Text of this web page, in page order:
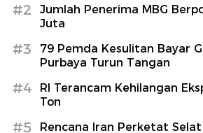
#2
Jumlah Penerima MBG
Juta
#3
79 Pemda Kesulitan Bayar
Purbaya Turun Tangan
#4
RI Terancam Kehilangan
Ton
#5
Rencana Iran Perketat